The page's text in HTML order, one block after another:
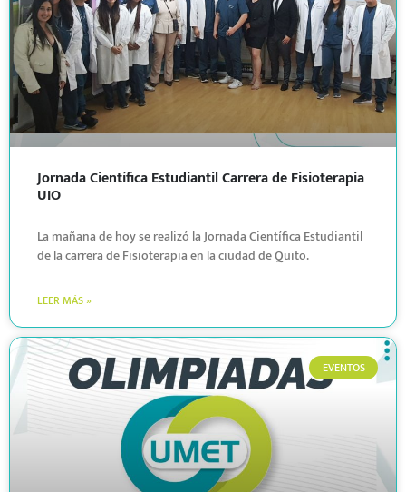
Jornada Científica Estudiantil Carrera de Fisioterapia
UIO
La mañana de hoy se realizó la Jornada Científica Estudiantil
de la carrera de Fisioterapia en la ciudad de Quito.
LEER MÁS »
EVENTOS